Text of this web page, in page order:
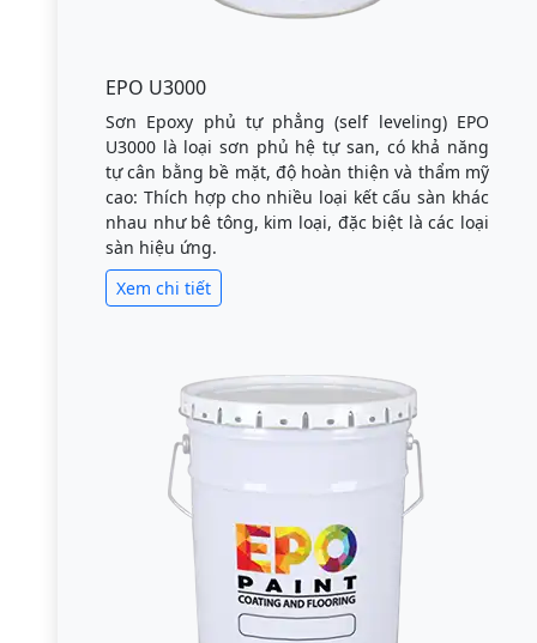
EPO U3000
Sơn Epoxy phủ tự phẳng (self leveling) EPO
U3000 là loại sơn phủ hệ tự san, có khả năng
tự cân bằng bề mặt, độ hoàn thiện và thẩm mỹ
cao: Thích hợp cho nhiều loại kết cấu sàn khác
nhau như bê tông, kim loại, đặc biệt là các loại
sàn hiệu ứng.
Xem chi tiết